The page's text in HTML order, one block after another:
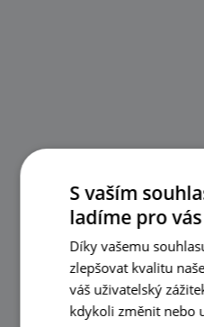
S vaším
ladíme pro vás
Díky vašemu
zlepšovat kvalitu
váš uživatelský
kdykoli změnit nebo